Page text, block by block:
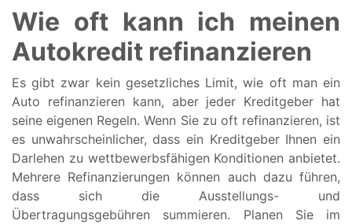
Wie oft kann ich meinen
Autokredit refinanzieren
Es gibt zwar kein gesetzliches Limit, wie oft man ein
Auto refinanzieren kann, aber jeder Kreditgeber hat
seine eigenen Regeln. Wenn Sie zu oft refinanzieren, ist
es unwahrscheinlicher, dass ein Kreditgeber Ihnen ein
Darlehen zu wettbewerbsfähigen Konditionen anbietet.
Mehrere Refinanzierungen können auch dazu führen,
dass sich die Ausstellungs- und
Übertragungsgebühren summieren. Planen Sie im